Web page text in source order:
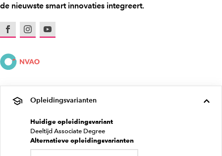
de nieuwste smart innovaties integreert.
FacebookInstagramYoutube
Opleidingsvarianten
Huidige opleidingsvariant
Deeltijd Associate Degree
Alternatieve opleidingsvarianten